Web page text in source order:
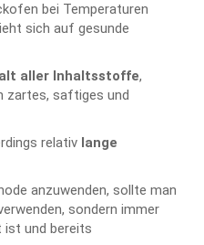
bei Temperaturen
sich auf gesunde
aller Inhaltsstoffe,
zartes, saftiges und
relativ lange
anzuwenden, sollte man
sondern immer
ist und bereits